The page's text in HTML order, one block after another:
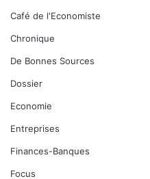
Café de l'Economiste
Chronique
De Bonnes Sources
Dossier
Economie
Entreprises
Finances-Banques
Focus